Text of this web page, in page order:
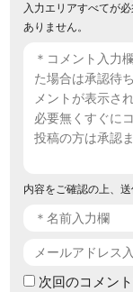
入力エリアすべてが
ありません。
内容をご確認の上、送
次回のコメン